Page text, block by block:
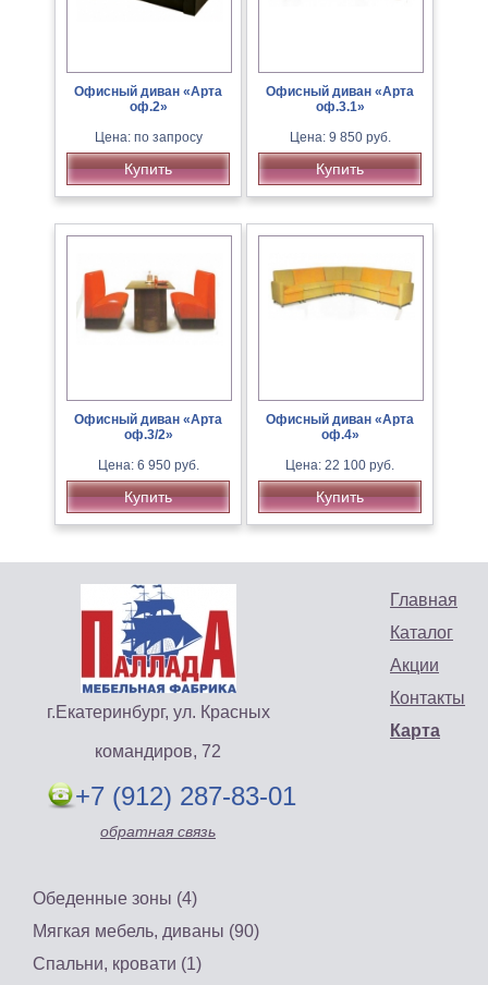
Офисный диван «Арта
оф.2»
Цена: по запросу
Купить
Офисный диван «Арта
оф.3.1»
Цена: 9 850 руб.
Купить
Офисный диван «Арта
оф.3/2»
Цена: 6 950 руб.
Купить
Офисный диван «Арта
оф.4»
Цена: 22 100 руб.
Купить
Главная
Каталог
Акции
Контакты
Карта
г.Екатеринбург, ул. Красных
командиров, 72
+7 (912) 287-83-01
обратная связь
Обеденные зоны (4)
Мягкая мебель, диваны (90)
Спальни, кровати (1)